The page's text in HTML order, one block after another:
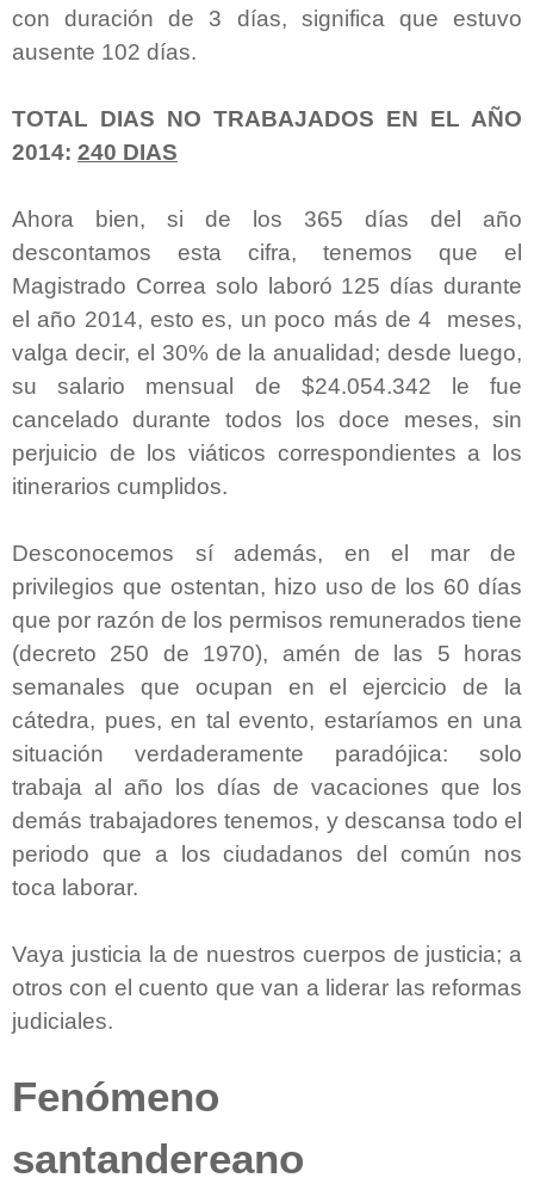
con duración de 3 días, significa que estuvo
ausente 102 días.
TOTAL DIAS NO TRABAJADOS EN EL AÑO
2014: 240 DIAS
Ahora bien, si de los 365 días del año
descontamos esta cifra, tenemos que el
Magistrado Correa solo laboró 125 días durante
el año 2014, esto es, un poco más de 4 meses,
valga decir, el 30% de la anualidad; desde luego,
su salario mensual de $24.054.342 le fue
cancelado durante todos los doce meses, sin
perjuicio de los viáticos correspondientes a los
itinerarios cumplidos.
Desconocemos sí además, en el mar de
privilegios que ostentan, hizo uso de los 60 días
que por razón de los permisos remunerados tiene
(decreto 250 de 1970), amén de las 5 horas
semanales que ocupan en el ejercicio de la
cátedra, pues, en tal evento, estaríamos en una
situación verdaderamente paradójica: solo
trabaja al año los días de vacaciones que los
demás trabajadores tenemos, y descansa todo el
periodo que a los ciudadanos del común nos
toca laborar.
Vaya justicia la de nuestros cuerpos de justicia; a
otros con el cuento que van a liderar las reformas
judiciales.
Fenómeno
santandereano